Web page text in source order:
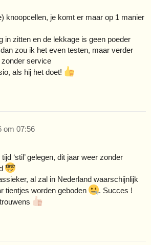
knoopcellen, je komt er maar op 1 manier
in zitten en de lekkage is geen poeder
zou ik het even testen, maar verder
zonder service
als hij het doet!
om 07:56
‘stil’ gelegen, dit jaar weer zonder
al zal in Nederland waarschijnlijk
tientjes worden geboden
. Succes !